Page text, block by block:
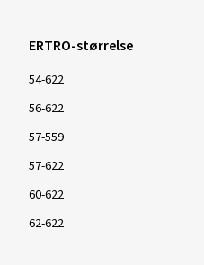
ERTRO-størrelse
54-622
56-622
57-559
57-622
60-622
62-622